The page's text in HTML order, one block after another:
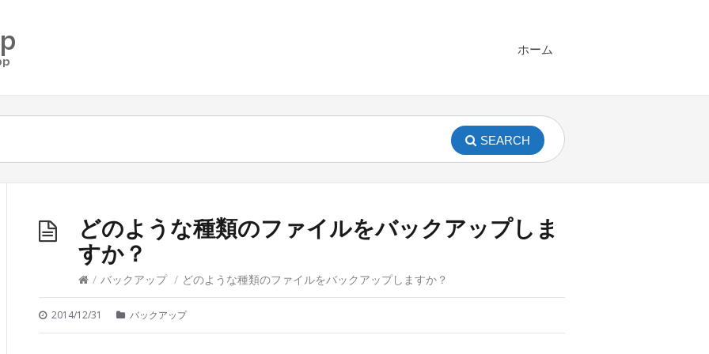
ホーム
SEARCH
どのような種類のファイルをバックアップしま
すか？
/ バックアップ / どのような種類のファイルをバックアップしますか？
2014/12/31 バックアップ